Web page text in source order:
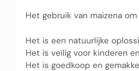
Het gebruik van maizena
Het is een natuurlijke
Het is veilig voor kinderen
Het is goedkoop en